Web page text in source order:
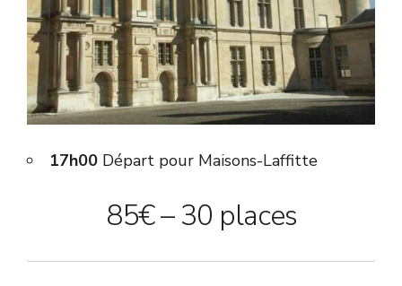
17h00 Départ pour Maisons-Laffitte
85€ – 30 places